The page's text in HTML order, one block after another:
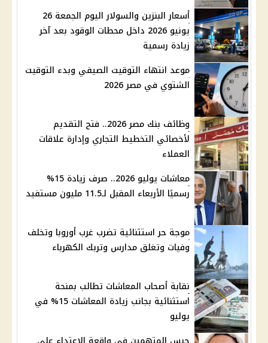
أسعار البنزين والسولار اليوم الجمعة 26
يونيو 2026 داخل محطات الوقود بعد آخر
زيادة رسمية
موعد انتهاء التوقيت الصيفي وبدء التوقيت
الشتوي في مصر 2026
وظائف بنك مصر 2026.. فتح التقديم
لأخصائي التخطيط التجاري وإدارة علاقات
العملاء
معاشات يوليو 2026.. صرف زيادة 15%
رسميًا الأربعاء المقبل لـ11.5 مليون مستفيد
موجة حر استثنائية تضرب غرب أوروبا وتخلف
وفيات وتغلق مدارس وتربك الكهرباء
نقابة أصحاب المعاشات تطالب بمنحة
استثنائية بجانب زيادة المعاشات 15% في
يوليو